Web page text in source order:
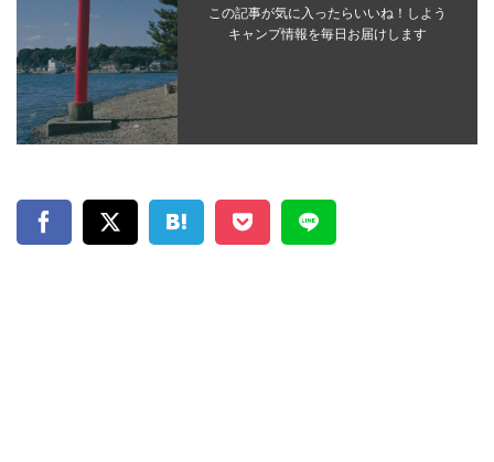
この記事が気に入ったらいいね！しよう
キャンプ情報を毎日お届けします